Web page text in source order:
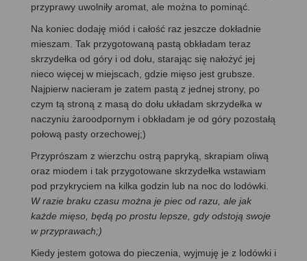
przyprawy uwolniły aromat, ale można to pominąć.
Na koniec dodaję miód i całość raz jeszcze dokładnie
mieszam. Tak przygotowaną pastą obkładam teraz
skrzydełka od góry i od dołu, starając się nałożyć jej
nieco więcej w miejscach, gdzie mięso jest grubsze.
Najpierw nacieram je zatem pastą z jednej strony, po
czym tą stroną z masą do dołu układam skrzydełka w
naczyniu żaroodpornym i obkładam je od góry pozostałą
połową pasty orzechowej;)
Przyprószam z wierzchu ostrą papryką, skrapiam oliwą
oraz miodem i tak przygotowane skrzydełka wstawiam
pod przykryciem na kilka godzin lub na noc do lodówki.
W razie braku czasu można je piec od razu, ale jak
każde mięso, będą po prostu lepsze, gdy odstoją swoje
w przyprawach;)
Kiedy jestem gotowa do pieczenia, wyjmuję je z lodówki i